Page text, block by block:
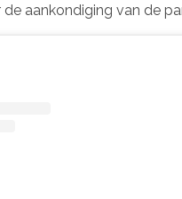
de aankondiging van de